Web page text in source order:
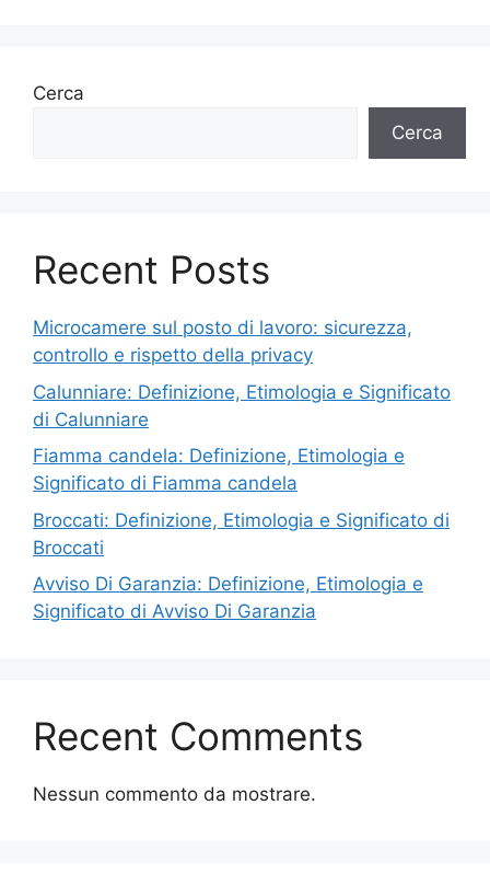
Cerca
Cerca
Recent Posts
Microcamere sul posto di lavoro: sicurezza,
controllo e rispetto della privacy
Calunniare: Definizione, Etimologia e Significato
di Calunniare
Fiamma candela: Definizione, Etimologia e
Significato di Fiamma candela
Broccati: Definizione, Etimologia e Significato di
Broccati
Avviso Di Garanzia: Definizione, Etimologia e
Significato di Avviso Di Garanzia
Recent Comments
Nessun commento da mostrare.